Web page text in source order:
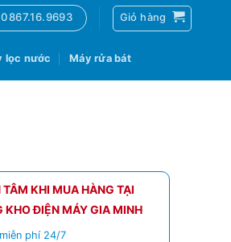
Giỏ hàng
lọc nước Máy rửa bát
TÂM KHI MUA HÀNG TẠI
KHO ĐIỆN MÁY GIA MINH
phí 24/7